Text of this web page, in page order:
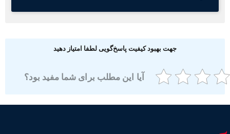
جهت بهبود کیفیت پاسخ‌گویی لطفا امتیاز دهید
آیا این مطلب برای شما مفید بود؟